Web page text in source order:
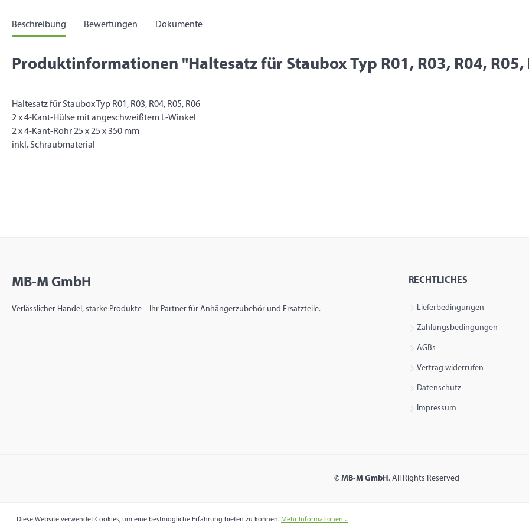
Beschreibung Bewertungen Dokumente
Produktinformationen "Haltesatz für Staubox Typ R01, R03, R04, R05,
Haltesatz für Staubox Typ R01, R03, R04, R05, R06
2 x 4-Kant-Hülse mit angeschweißtem L-Winkel
2 x 4-Kant-Rohr 25 x 25 x 350 mm
MB-M GmbH
Verlässlicher Handel, starke Produkte – Ihr Partner für Anhängerzubehör und Ersatzteile.
RECHTLICHES
Lieferbedingungen
Zahlungsbedingungen
AGBs
Vertrag widerrufen
Datenschutz
Impressum
© MB-M GmbH. All Rights Reserved
Diese Website verwendet Cookies, um eine bestmögliche Erfahrung bieten zu können. Mehr Informationen ...